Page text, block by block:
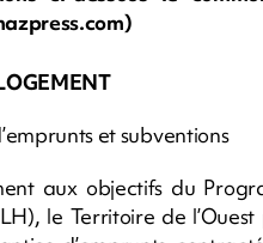
et subventions
aux objectifs du
le Territoire de